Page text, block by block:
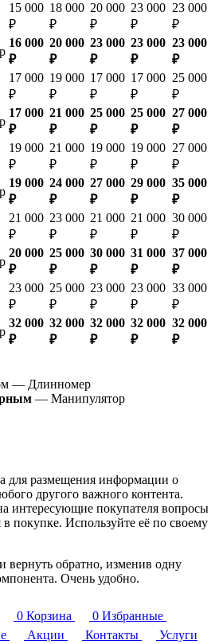
15 000
₽
18 000
₽
20 000
₽
23 000
₽
23 000
₽
16 000
₽
20 000
₽
23 000
₽
23 000
₽
23 000
₽
17 000
₽
19 000
₽
17 000
₽
17 000
₽
25 000
₽
17 000
₽
21 000
₽
25 000
₽
25 000
₽
27 000
₽
19 000
₽
21 000
₽
19 000
₽
19 000
₽
27 000
₽
19 000
₽
24 000
₽
27 000
₽
29 000
₽
35 000
₽
21 000
₽
23 000
₽
21 000
₽
21 000
₽
30 000
₽
20 000
₽
25 000
₽
30 000
₽
31 000
₽
37 000
₽
23 000
₽
25 000
₽
23 000
₽
23 000
₽
33 000
₽
32 000
₽
32 000
₽
32 000
₽
32 000
₽
32 000
₽
— Длинномер
— Манипулятор
для размещения информации о
другого важного контента.
интересующие покупателя вопросы
в покупке. Используйте её по своему
вернуть обратно, изменив одну
Очень удобно.
0 Корзина 0 Избранные
Акции Контакты
Услуги